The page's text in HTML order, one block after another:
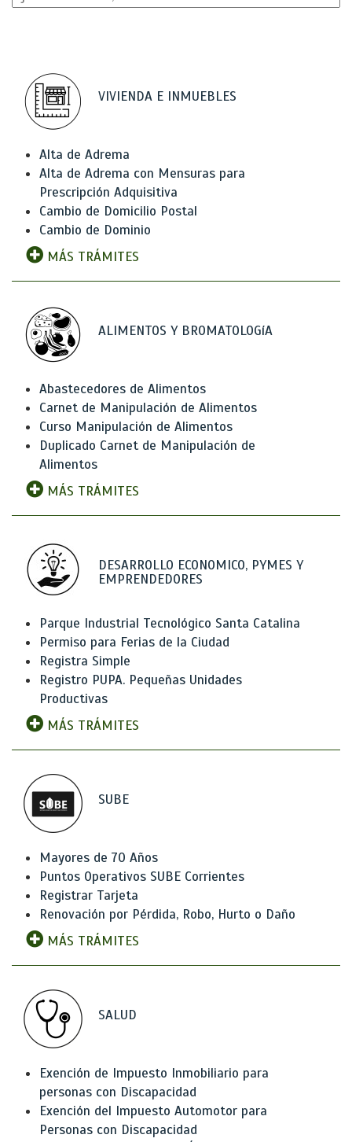
VIVIENDA E INMUEBLES
Alta de Adrema
Alta de Adrema con Mensuras para
Prescripción Adquisitiva
Cambio de Domicilio Postal
Cambio de Dominio
MÁS TRÁMITES
ALIMENTOS Y BROMATOLOGíA
Abastecedores de Alimentos
Carnet de Manipulación de Alimentos
Curso Manipulación de Alimentos
Duplicado Carnet de Manipulación de
Alimentos
MÁS TRÁMITES
DESARROLLO ECONOMICO, PYMES Y
EMPRENDEDORES
Parque Industrial Tecnológico Santa Catalina
Permiso para Ferias de la Ciudad
Registra Simple
Registro PUPA. Pequeñas Unidades
Productivas
MÁS TRÁMITES
SUBE
Mayores de 70 Años
Puntos Operativos SUBE Corrientes
Registrar Tarjeta
Renovación por Pérdida, Robo, Hurto o Daño
MÁS TRÁMITES
SALUD
Exención de Impuesto Inmobiliario para
personas con Discapacidad
Exención del Impuesto Automotor para
Personas con Discapacidad